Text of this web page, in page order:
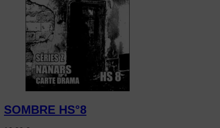
SOMBRE HS°8